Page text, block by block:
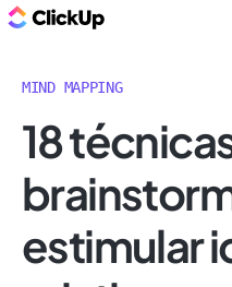
MIND MAPPING
18
estimular